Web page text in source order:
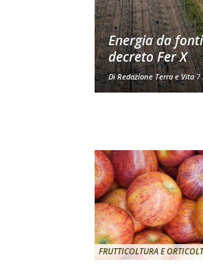
Energia da
decreto Fer X
DiRedazione Terra e Vita 7
FRUTTICOLTURA E